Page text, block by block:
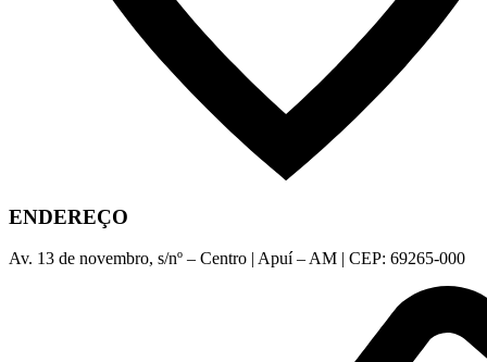
ENDEREÇO
Av. 13 de novembro, s/nº – Centro | Apuí – AM | CEP: 69265-000